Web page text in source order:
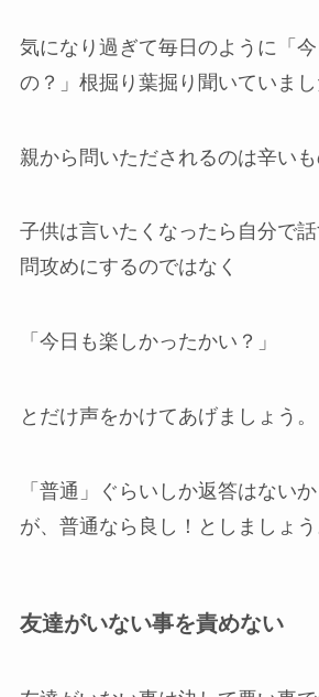
気になり過ぎて毎日のように「
の？」根掘り葉掘り聞いていまし
親から問いただされるのは辛いも
子供は言いたくなったら自分で
問攻めにするのではなく
「今日も楽しかったかい？」
とだけ声をかけてあげましょう。
「普通」ぐらいしか返答はない
が、普通なら良し！としましょう
友達がいない事を責めない